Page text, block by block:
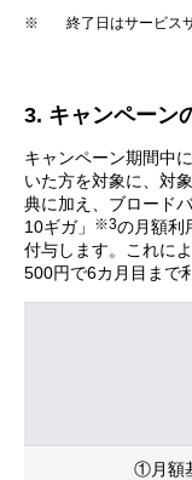
※
終了日はサービス
3. キャンペーン
キャンペーン期間中
いた方を対象に、対
典に加え、ブロード
10ギガ」
※3の月額利
付与します。これに
500円で6カ月目まで
①月額